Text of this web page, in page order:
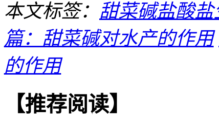
本文标签： 甜菜碱盐酸
篇：甜菜碱对水产的作用
的作用
【推荐阅读】